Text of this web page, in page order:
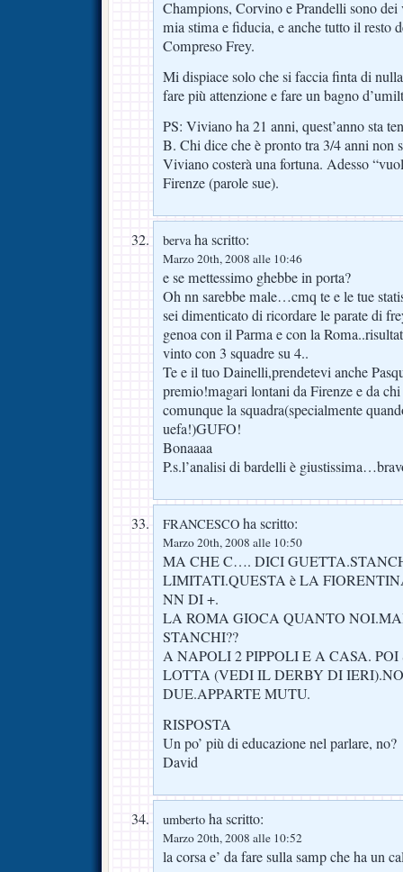
Champions, Corvino e Prandelli sono
mia stima e fiducia, e anche tutto il resto
Compreso Frey.
Mi dispiace solo che si faccia finta di
fare più attenzione e fare un bagno
PS: Viviano ha 21 anni, quest’anno sta
B. Chi dice che è pronto tra 3/4 anni non
Viviano costerà una fortuna. Adesso
Firenze (parole sue).
bervaha scritto:
Marzo 20th, 2008 alle 10:46
e se mettessimo ghebbe in porta?
Oh nn sarebbe male…cmq te e le tue
sei dimenticato di ricordare le parate di
genoa con il Parma e con la
vinto con 3 squadre su 4..
Te e il tuo Dainelli,prendetevi anche
premio!magari lontani da Firenze e da chi
comunque la squadra(specialmente
uefa!)GUFO!
Bonaaaa
P.s.l’analisi di bardelli è
FRANCESCO ha scritto:
Marzo 20th, 2008 alle 10:50
MA CHE C…. DICI
LIMITATI.QUESTA è LA
NN DI +.
LA ROMA GIOCA QUANTO
STANCHI??
A NAPOLI 2 PIPPOLI E A CASA.
LOTTA (VEDI IL DERBY DI
DUE.APPARTE MUTU.
RISPOSTA
Un po’ più di educazione nel parlare, no?
David
umberto ha scritto:
Marzo 20th, 2008 alle 10:52
la corsa e’ da fare sulla samp che ha un